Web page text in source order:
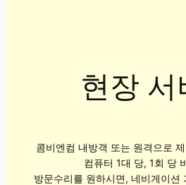
현장 서
콤비엔컴 내방객 또는 원격으로
컴퓨터 1대 당, 1회 당
방문수리를 원하시면, 네비게이션